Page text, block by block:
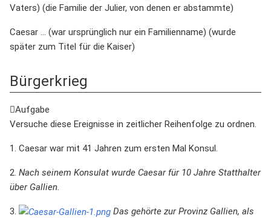
Vaters) (die Familie der Julier, von denen er abstammte)
Caesar … (war ursprünglich nur ein Familienname) (wurde
später zum Titel für die Kaiser)
Bürgerkrieg
Aufgabe
Versuche diese Ereignisse in zeitlicher Reihenfolge zu ordnen.
1. Caesar war mit 41 Jahren zum ersten Mal Konsul.
2. Nach seinem Konsulat wurde Caesar für 10 Jahre Statthalter
über Gallien.
3.
Das gehörte zur Provinz Gallien, als